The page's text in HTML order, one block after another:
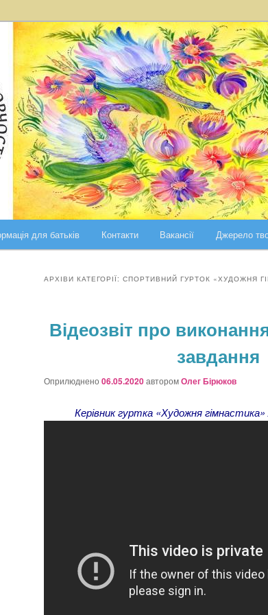
району міста
Києва
для батьків Контакти Вакансії Джерело
АРХІВИ КАТЕГОРІЇ: СПОРТИВНИЙ ГУРТОК «ХУДОЖНЯ
Відеозвіт про
завдання
Оприлюднено 06.05.2020авторомОлег Бірюков
Керівник гуртка «Художня